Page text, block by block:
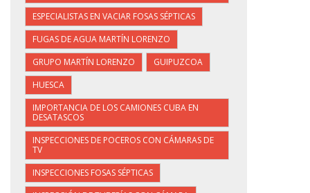
ESPECIALISTAS EN VACIAR FOSAS SÉPTICAS
FUGAS DE AGUA MARTÍN LORENZO
GRUPO MARTÍN LORENZO
GUIPUZCOA
HUESCA
IMPORTANCIA DE LOS CAMIONES CUBA EN
DESATASCOS
INSPECCIONES DE POCEROS CON CÁMARAS DE
TV
INSPECCIONES FOSAS SÉPTICAS